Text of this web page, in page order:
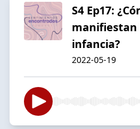
S4 Ep17:
manifiestan
infancia?
2022-05-19